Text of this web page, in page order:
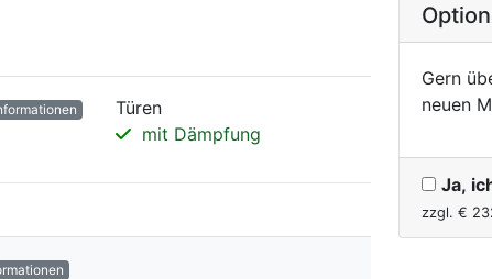
Türen
mit Dämpfung
Gern
neuen
Ja,
zzgl. €